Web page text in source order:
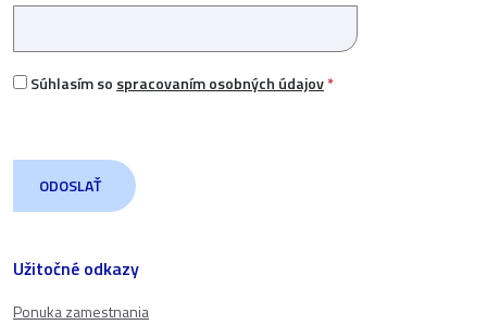
Užitočné odkazy
Ponuka zamestnania
Súhlasím so spracovaním osobných údajov*